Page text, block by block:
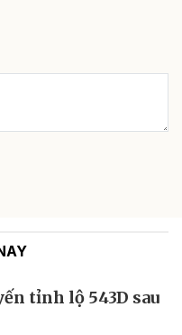
tỉnh lộ 543D sau